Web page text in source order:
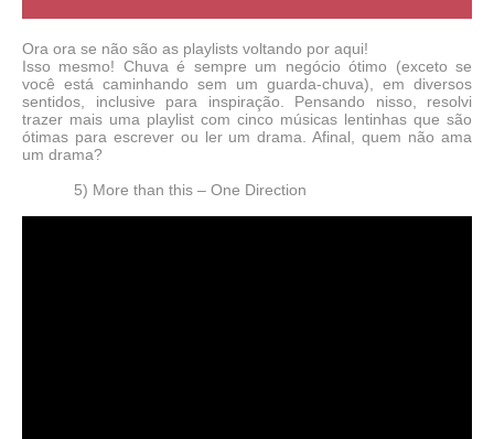
Ora ora se não são as playlists voltando por aqui!
Isso mesmo! Chuva é sempre um negócio ótimo (exceto se
você está caminhando sem um guarda-chuva), em diversos
sentidos, inclusive para inspiração. Pensando nisso, resolvi
trazer mais uma playlist com cinco músicas lentinhas que são
ótimas para escrever ou ler um drama. Afinal, quem não ama
um drama?
5) More than this – One Direction